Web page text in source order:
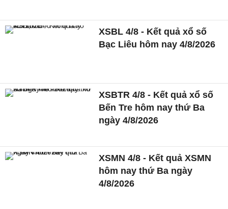
XSBL 4/8 - Kết quả xổ số
Bạc Liêu hôm nay 4/8/2026
XSBTR 4/8 - Kết quả xổ số
Bến Tre hôm nay thứ Ba
ngày 4/8/2026
XSMN 4/8 - Kết quả XSMN
hôm nay thứ Ba ngày
4/8/2026